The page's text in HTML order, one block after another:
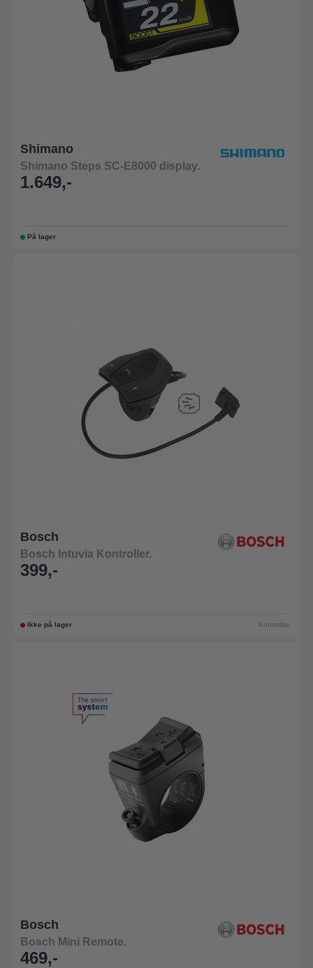
Shimano
Shimano Steps SC-E8000 display.
1.649,-
På lager
Bosch
Bosch Intuvia Kontroller.
399,-
Ikke på lager Kontroller
Bosch
Bosch Mini Remote.
469,-